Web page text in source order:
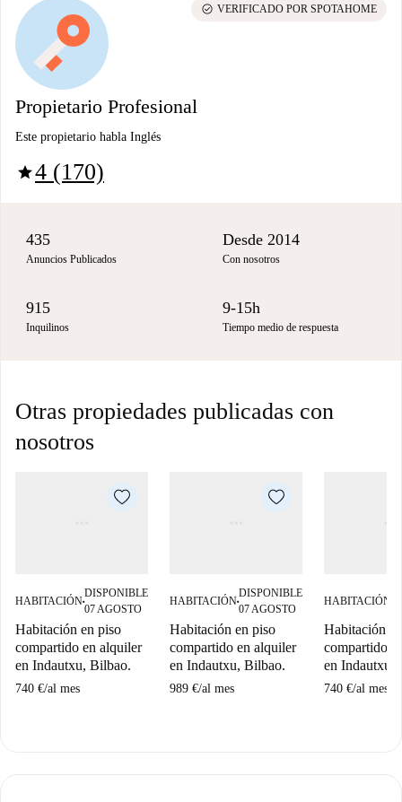
Propietario Profesional
Este propietario habla Inglés
star4 (170)
check_circle VERIFICADO POR SPOTAHOME
435
Anuncios Publicados
Desde 2014
Con nosotros
915
Inquilinos
9-15h
Tiempo medio de respuesta
Otras propiedades publicadas con
nosotros
HABITACIÓN■
DISPONIBLE
07 AGOSTO
Habitación en piso
compartido en alquiler
en Indautxu, Bilbao.
740 €/al mes
HABITACIÓN■
DISPONIBLE
07 AGOSTO
Habitación en piso
compartido en alquiler
en Indautxu, Bilbao.
989 €/al mes
HABITACIÓN
Habitación
compartido
en Indautxu,
740 €/al mes